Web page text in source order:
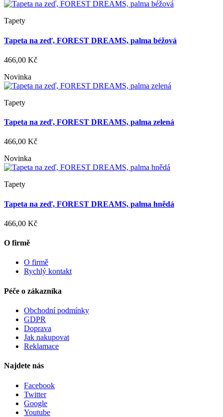
Tapety
Tapeta na zeď, FOREST DREAMS, palma béžová
466,00 Kč
Novinka
Tapety
Tapeta na zeď, FOREST DREAMS, palma zelená
466,00 Kč
Novinka
Tapety
Tapeta na zeď, FOREST DREAMS, palma hnědá
466,00 Kč
O firmě
O firmě
Rychlý kontakt
Péče o zákazníka
Obchodní podmínky
GDPR
Doprava
Jak nakupovat
Reklamace
Najdete nás
Facebook
Twitter
Google
Youtube